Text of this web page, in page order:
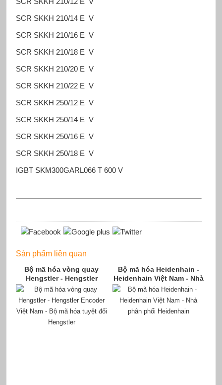
SCR SKKH 210/14 E V
SCR SKKH 210/16 E V
SCR SKKH 210/18 E V
SCR SKKH 210/20 E V
SCR SKKH 210/22 E V
SCR SKKH 250/12 E V
SCR SKKH 250/14 E V
SCR SKKH 250/16 E V
SCR SKKH 250/18 E V
IGBT SKM300GARL066 T 600 V
Sản phẩm liên quan
Bộ mã hóa vòng quay
Hengstler - Hengstler
Encoder Việt Nam - Bộ mã
hóa tuyệt đối Hengstler
Bộ mã hóa Heidenhain -
Heidenhain Việt Nam - Nhà
phân phối Heidenhain